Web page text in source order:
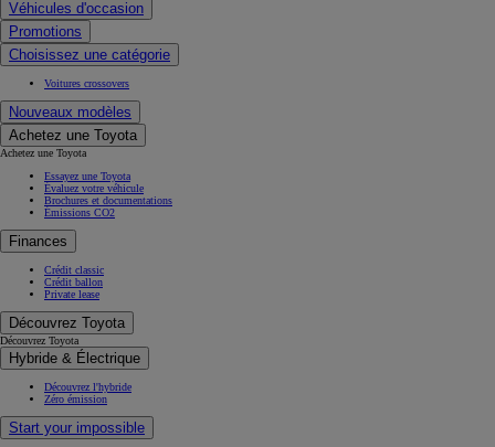
Véhicules d'occasion
Promotions
Choisissez une catégorie
Voitures crossovers
Nouveaux modèles
Achetez une Toyota
Achetez une Toyota
Essayez une Toyota
Évaluez votre véhicule
Brochures et documentations
Émissions CO2
Finances
Crédit classic
Crédit ballon
Private lease
Découvrez Toyota
Découvrez Toyota
Hybride & Électrique
Découvrez l'hybride
Zéro émission
Start your impossible